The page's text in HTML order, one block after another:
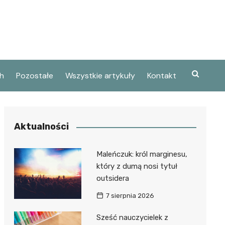
Pozostałe Wszystkie artykuły Kontakt
Aktualności
Maleńczuk: król marginesu,
który z dumą nosi tytuł
outsidera
7 sierpnia 2026
Sześć nauczycielek z